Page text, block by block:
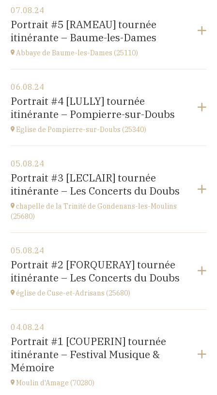
2 rue du Pont
25640 OUGNEY-DOUVOT
à18H00
07.08.24
Portrait #5 [RAMEAU] tournée
itinérante – Baume-les-Dames
Abbaye de Baume-les-Dames (25110)
Abbaye Sainte-Odile
place de l'abbaye, 25110 Baume-les-Dames
à20H00
06.08.24
Portrait #4 [LULLY] tournée
itinérante – Pompierre-sur-Doubs
Eglise de Pompierre-sur-Doubs (25340)
Eglise de Pompierre-sur-Doubs (25340)
3 chemin de l'église
à20H00
05.08.24
Portrait #3 [LECLAIR] tournée
itinérante – Les Concerts du Doubs
chapelle de la Trinité de Gondenans-les-Moulins
(25680)
Gondenans-les-Moulins
(25680)
à18H00
05.08.24
Portrait #2 [FORQUERAY] tournée
itinérante – Les Concerts du Doubs
église de Cuse-et-Adrisans (25680)
Cuse-et-Adrisans
(25680)
à15H
04.08.24
Portrait #1 [COUPERIN] tournée
itinérante – Festival Musique &
Mémoire
Moulin d'Amage (70280)